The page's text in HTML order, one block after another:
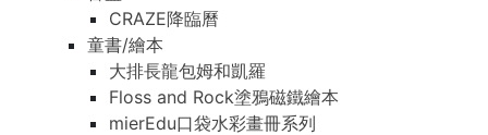
CRAZE降臨曆
童書/繪本
大排長龍包姆和凱羅
Floss and Rock塗鴉磁鐵繪本
mierEdu口袋水彩畫冊系列